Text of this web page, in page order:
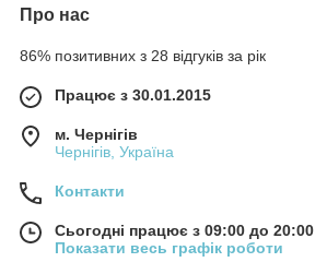
Про нас
86% позитивних з 28 відгуків за рік
Працює з 30.01.2015
м. Чернігів
Чернігів, Україна
Контакти
Сьогодні працює з 09:00 до 20:00
Показати весь графік роботи